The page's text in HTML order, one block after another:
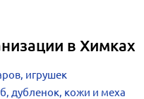
в Химках
игрушек
дубленок, кожи и меха